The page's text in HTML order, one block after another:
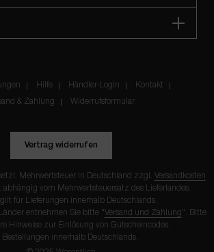
Hilfe Händler-Login Kontakt
& Zahlung Widerrufsformular
Vertrag widerrufen
Mehrwertsteuer in Deutschland zzgl. Versandkosten
abhängig vom Mehrwertsteuersatz des Lieferlandes.
für Lieferungen innerhalb Deutschlands.
entnehmen Sie bitte "Versand und Zahlung ". Bitte
Hinweise zur Einlösung von Gutscheincodes.
Bestellungen innerhalb Deutschlands.